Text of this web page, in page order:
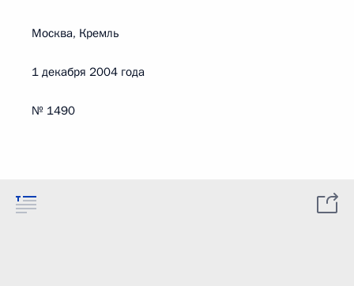
Москва, Кремль
1 декабря 2004 года
№ 1490